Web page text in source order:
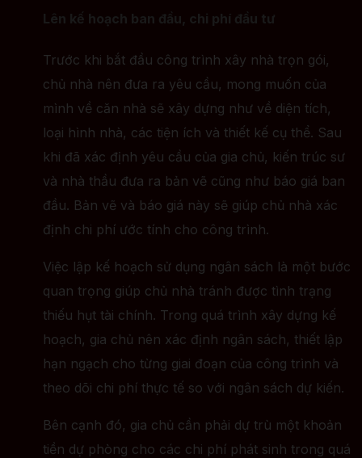
Lên kế hoạch ban đầu, chi phí đầu tư
Trước khi bắt đầu công trình xây nhà trọn gói,
chủ nhà nên đưa ra yêu cầu, mong muốn của
mình về căn nhà sẽ xây dựng như về diện tích,
loại hình nhà, các tiện ích và thiết kế cụ thể. Sau
khi đã xác định yêu cầu của gia chủ, kiến trúc sư
và nhà thầu đưa ra bản vẽ cũng như báo giá ban
đầu. Bản vẽ và báo giá này sẽ giúp chủ nhà xác
định chi phí ước tính cho công trình.
Việc lập kế hoạch sử dụng ngân sách là một bước
quan trọng giúp chủ nhà tránh được tình trạng
thiếu hụt tài chính. Trong quá trình xây dựng kế
hoạch, gia chủ nên xác định ngân sách, thiết lập
hạn ngạch cho từng giai đoạn của công trình và
theo dõi chi phí thực tế so với ngân sách dự kiến.
Bên cạnh đó, gia chủ cần phải dự trù một khoản
tiền dự phòng cho các chi phí phát sinh trong quá